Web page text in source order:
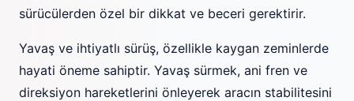
sürücülerden özel bir dikkat ve beceri gerektirir.
Yavaş ve ihtiyatlı sürüş, özellikle kaygan zeminlerde
hayati öneme sahiptir. Yavaş sürmek, ani fren ve
direksiyon hareketlerini önleyerek aracın stabilitesini